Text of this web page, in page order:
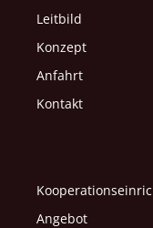
Leitbild
Konzept
Anfahrt
Kontakt
Angebot